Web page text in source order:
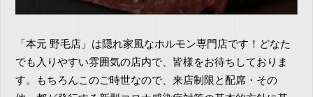
「本元 野毛店」は隠れ家風なホルモン専門店です！どなた
でも入りやすい雰囲気の店内で、皆様をお待ちしておりま
す。もちろんこのご時世なので、来店制限と配席・その